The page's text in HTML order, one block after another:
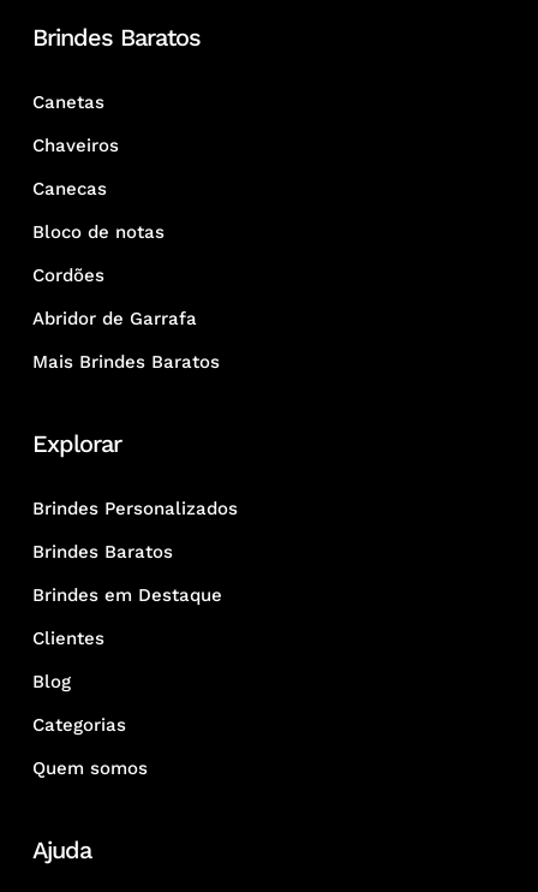
Brindes Baratos
Canetas
Chaveiros
Canecas
Bloco de notas
Cordões
Abridor de Garrafa
Mais Brindes Baratos
Explorar
Brindes Personalizados
Brindes Baratos
Brindes em Destaque
Clientes
Blog
Categorias
Quem somos
Ajuda